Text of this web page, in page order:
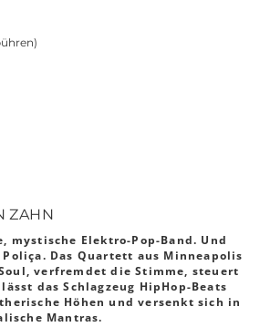
ZAHN
mystische Elektro-Pop-Band. Und
Das Quartett aus Minneapolis
verfremdet die Stimme, steuert
das Schlagzeug HipHop-Beats
Höhen und versenkt sich in
Mantras.